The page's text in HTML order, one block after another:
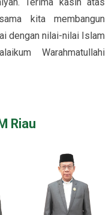
kita membangun
dengan nilai-nilai Islam
Warahmatullahi
Riau